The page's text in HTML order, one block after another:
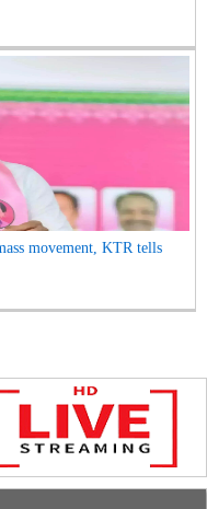
movement, KTR tells